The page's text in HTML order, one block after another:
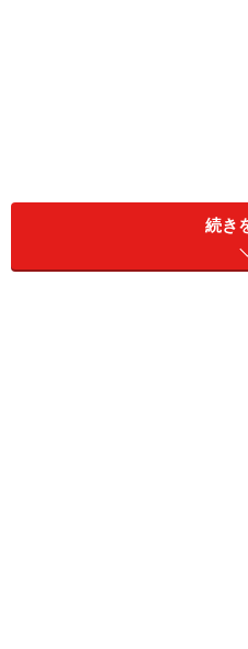
劇場版では只野係長が長
向。美人VIPの護衛を命じ
続き